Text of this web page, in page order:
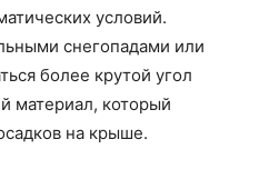
условий.
снегопадами или
более крутой угол
материал, который
на крыше.